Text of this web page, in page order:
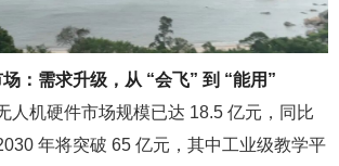
：需求升级，从 “会飞” 到 “能用”
人机硬件市场规模已达 18.5 亿元，同比
年将突破 65 亿元，其中工业级教学平